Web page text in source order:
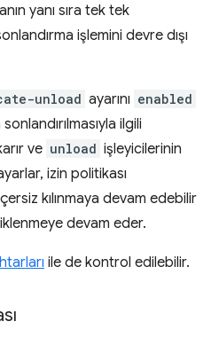
yanı sıra tek tek
işlemini devre dışı
unload ayarını enabled
ilgili
ve unload işleyicilerinin
izin politikası
kılınmaya devam edebilir
devam eder.
ile de kontrol edilebilir.